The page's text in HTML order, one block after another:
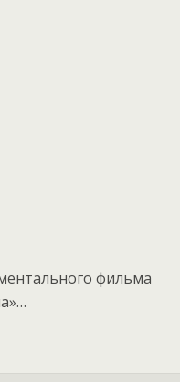
фильма